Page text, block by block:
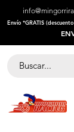
​Envío *GRATIS